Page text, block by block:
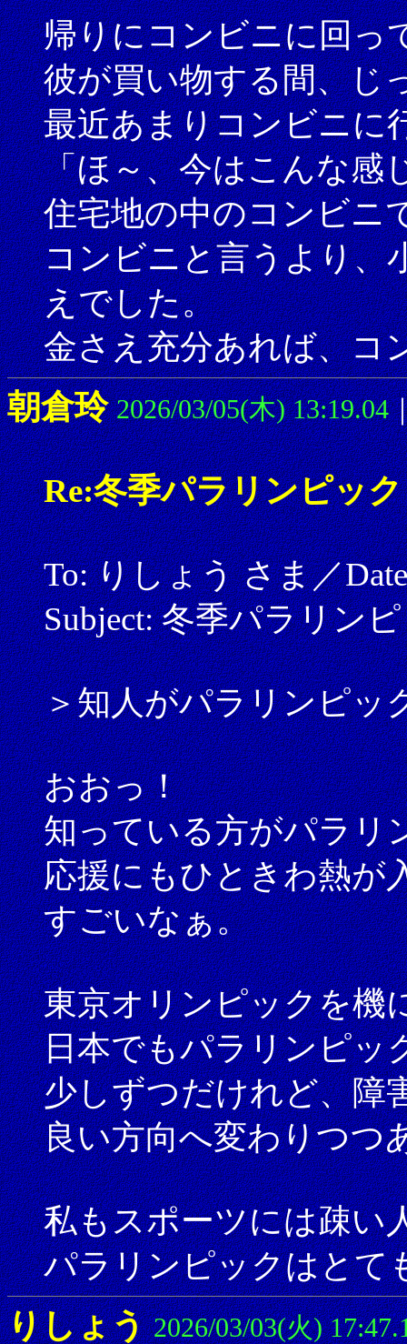
帰りにコンビニに回っ
彼が買い物する間、じ
最近あまりコンビニに
「ほ～、今はこんな感
住宅地の中のコンビニ
コンビニと言うより、
えでした。
金さえ充分あれば、コ
朝倉玲 2026/03/05(木) 13:19.04
Re:冬季パラリンピック
To: りしょう さま／
Subject: 冬季パラリン
＞知人がパラリンピ
おおっ！
知っている方がパラリ
応援にもひときわ熱が
すごいなぁ。
東京オリンピックを機
日本でもパラリンピッ
少しずつだけれど、障
良い方向へ変わりつつ
私もスポーツには疎い
パラリンピックはとて
りしょう 2026/03/03(火)